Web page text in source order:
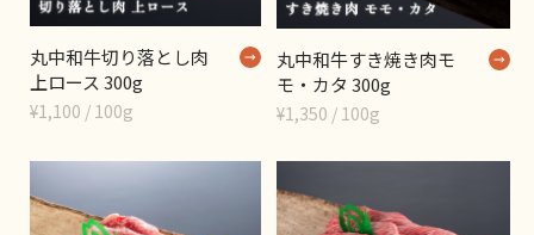
丸中和牛切り落とし肉
上ロース 300g
¥1,100 / 100g
丸中和牛すき焼き肉モ
モ・カタ 300g
¥1,350 / 100g